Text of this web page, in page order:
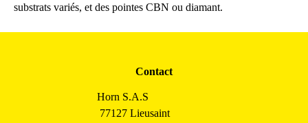
substrats variés, et des pointes CBN ou diamant.
Contact
Horn S.A.S
77127 Lieusaint